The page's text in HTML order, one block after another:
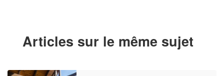
Articles sur le même sujet